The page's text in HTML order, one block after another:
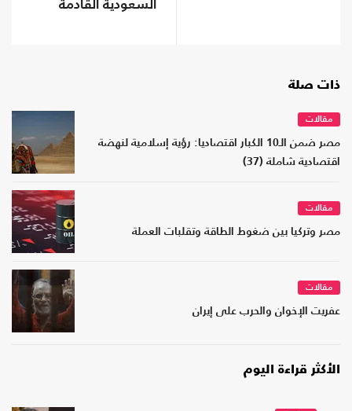
السعودية القادمة
ذات صلة
مقالات
مصر ضمن الـ10 الكبار اقتصاديا: رؤية إسلامية لنهضة
اقتصادية شاملة (37)
مقالات
مصر وتركيا بين ضغوط الطاقة وتقلبات العملة
مقالات
عفريت الإخوان والحرب على إيران
الأكثر قراءة اليوم